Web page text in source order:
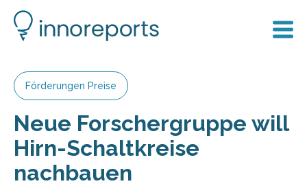
Förderungen Preise
Neue Forschergruppe will
Hirn-Schaltkreise
nachbauen